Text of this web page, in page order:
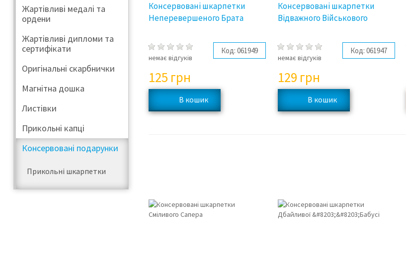
Жартівливі медалі та
ордени
Жартівливі дипломи та
сертифікати
Оригінальні скарбнички
Магнітна дошка
Листівки
Прикольні капці
Консервовані подарунки
Прикольні шкарпетки
Консервовані шкарпетки
Неперевершеного Брата
немає відгуків
Код: 061949
125 грн
Консервовані шкарпетки
Відважного Військового
немає відгуків
Код: 061947
129 грн